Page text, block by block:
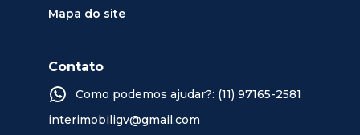
Mapa do site
Contato
Como podemos ajudar?: (11) 97165-2581
interimobiligv@gmail.com